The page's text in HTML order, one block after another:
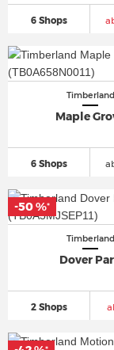
6 Shops
Timberland
Maple
6 Shops
Timberland
Dover
2 Shops
-50 %*